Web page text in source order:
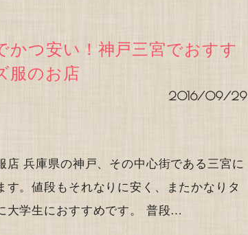
かつ安い！神戸三宮でおすす
服のお店
2016/09/29
兵庫県の神戸、その中心街である三宮に
。値段もそれなりに安く、またかなりタ
大学生におすすめです。 普段…